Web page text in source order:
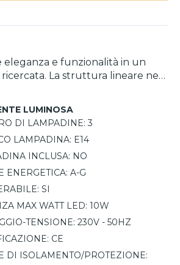
eleganza e funzionalità in un
La struttura lineare nera
LUMINOSA
DI LAMPADINE: 3
LAMPADINA: E14
INCLUSA: NO
ENERGETICA: A-G
SI
MAX WATT LED: 10W
TENSIONE: 230V - 50HZ
CE
DI ISOLAMENTO/PROTEZIONE: